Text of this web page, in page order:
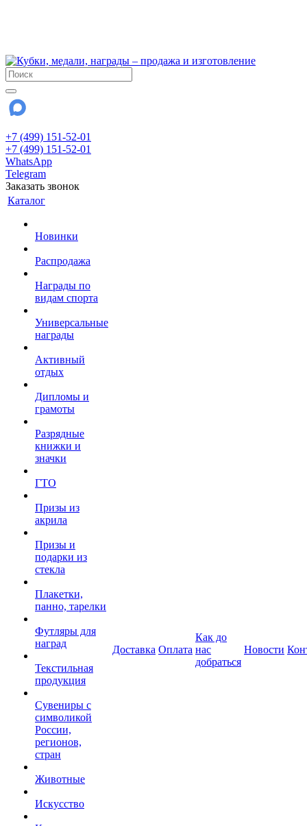
+7 (499) 151-52-01
+7 (499) 151-52-01
WhatsApp
Telegram
Заказать звонок
Каталог
Новинки
Распродажа
Награды по
видам спорта
Универсальные
награды
Активный
отдых
Дипломы и
грамоты
Разрядные
книжки и
значки
ГТО
Призы из
акрила
Призы и
подарки из
стекла
Плакетки,
панно, тарелки
Футляры для
наград
Текстильная
продукция
Сувениры с
символикой
России,
регионов,
стран
Животные
Искусство
Доставка Оплата
Как до
нас
добраться
Новости